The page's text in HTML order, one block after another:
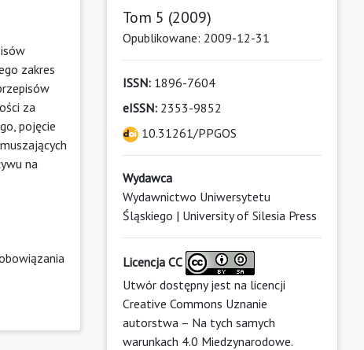
zakres
za
pojęcie
na
Tom 5 (2009)
Opublikowane: 2009-12-31
ISSN:1896-7604
eISSN:2353-9852
10.31261/PPGOS
Wydawca
Wydawnictwo Uniwersytetu
Śląskiego | University of Silesia Press
Licencja CC
Utwór dostępny jest na licencji
Creative Commons Uznanie
autorstwa – Na tych samych
warunkach 4.0 Miedzynarodowe.